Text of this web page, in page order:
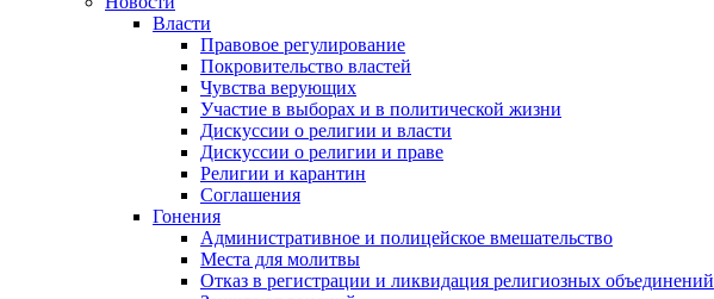
Власти
Правовое регулирование
Покровительство властей
Чувства верующих
Участие в выборах и в политической жизни
Дискуссии о религии и власти
Дискуссии о религии и праве
Религии и карантин
Соглашения
Гонения
Административное и полицейское вмешательство
Места для молитвы
Отказ в регистрации и ликвидация религиозных объединений